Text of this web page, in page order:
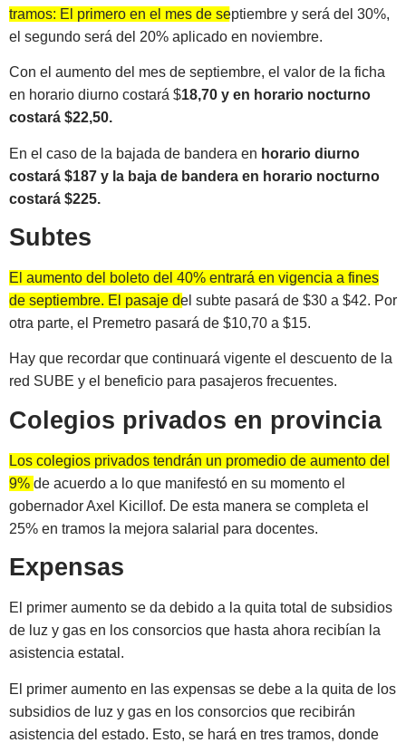
tramos: El primero en el mes de septiembre y será del 30%,
el segundo será del 20% aplicado en noviembre.
Con el aumento del mes de septiembre, el valor de la ficha
en horario diurno costará $18,70 y en horario nocturno
costará $22,50.
En el caso de la bajada de bandera en horario diurno
costará $187 y la baja de bandera en horario nocturno
costará $225.
Subtes
El aumento del boleto del 40% entrará en vigencia a fines
de septiembre. El pasaje del subte pasará de $30 a $42. Por
otra parte, el Premetro pasará de $10,70 a $15.
Hay que recordar que continuará vigente el descuento de la
red SUBE y el beneficio para pasajeros frecuentes.
Colegios privados en provincia
Los colegios privados tendrán un promedio de aumento del
9% de acuerdo a lo que manifestó en su momento el
gobernador Axel Kicillof. De esta manera se completa el
25% en tramos la mejora salarial para docentes.
Expensas
El primer aumento se da debido a la quita total de subsidios
de luz y gas en los consorcios que hasta ahora recibían la
asistencia estatal.
El primer aumento en las expensas se debe a la quita de los
subsidios de luz y gas en los consorcios que recibirán
asistencia del estado. Esto, se hará en tres tramos, donde